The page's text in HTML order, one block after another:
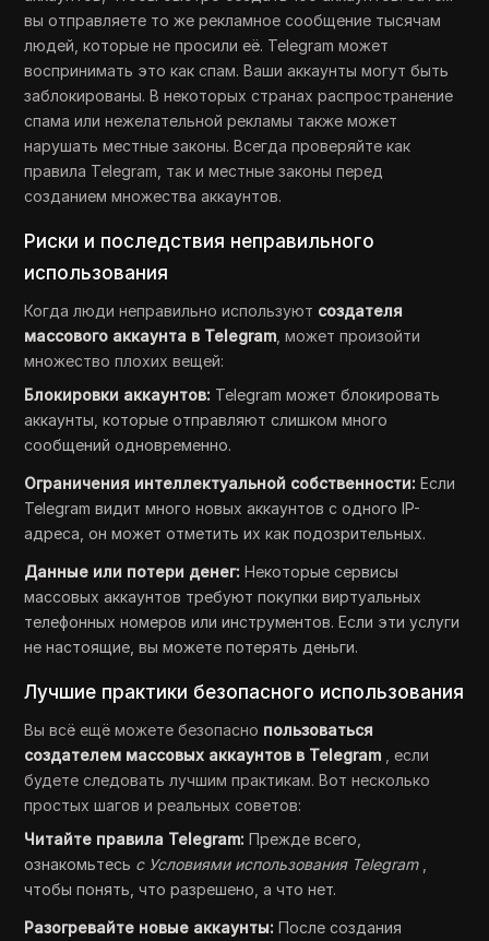
вы отправляете то же рекламное сообщение тысячам
людей, которые не просили её. Telegram может
воспринимать это как спам. Ваши аккаунты могут быть
заблокированы. В некоторых странах распространение
спама или нежелательной рекламы также может
нарушать местные законы. Всегда проверяйте как
правила Telegram, так и местные законы перед
созданием множества аккаунтов.
Риски и последствия неправильного
использования
Когда люди неправильно используют создателя
массового аккаунта в Telegram , может произойти
множество плохих вещей:
Блокировки аккаунтов: Telegram может блокировать
аккаунты, которые отправляют слишком много
сообщений одновременно.
Ограничения интеллектуальной собственности: Если
Telegram видит много новых аккаунтов с одного IP-
адреса, он может отметить их как подозрительных.
Данные или потери денег: Некоторые сервисы
массовых аккаунтов требуют покупки виртуальных
телефонных номеров или инструментов. Если эти услуги
не настоящие, вы можете потерять деньги.
Лучшие практики безопасного использования
Вы всё ещё можете безопасно пользоваться
создателем массовых аккаунтов в Telegram , если
будете следовать лучшим практикам. Вот несколько
простых шагов и реальных советов:
Читайте правила Telegram: Прежде всего,
ознакомьтесь с Условиями использования Telegram,
чтобы понять, что разрешено, а что нет.
Разогревайте новые аккаунты: После создания